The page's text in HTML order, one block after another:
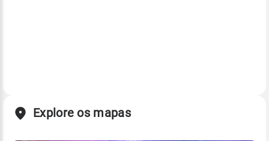
Explore os mapas